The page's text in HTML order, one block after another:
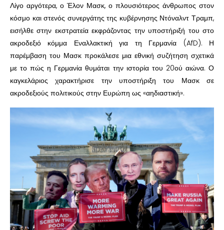
Λίγο αργότερα, ο Έλον Μασκ, ο πλουσιότερος άνθρωπος στον
κόσμο και στενός συνεργάτης της κυβέρνησης Ντόναλντ Τραμπ,
εισήλθε στην εκστρατεία εκφράζοντας την υποστήριξή του στο
ακροδεξιό κόμμα Εναλλακτική για τη Γερμανία (AfD). Η
παρέμβαση του Μασκ προκάλεσε μια εθνική συζήτηση σχετικά
με το πώς η Γερμανία θυμάται την ιστορία του 20ού αιώνα. Ο
καγκελάριος χαρακτήρισε την υποστήριξη του Μασκ σε
ακροδεξιούς πολιτικούς στην Ευρώπη ως «αηδιαστική».